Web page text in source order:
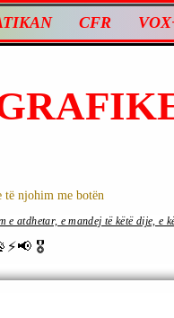
CFR
të njohim me botën
🎖
atdhetar, e mandej të këtë dije, e